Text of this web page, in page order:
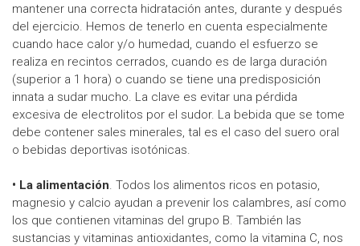
mantener una correcta hidratación antes, durante y después
del ejercicio. Hemos de tenerlo en cuenta especialmente
cuando hace calor y/o humedad, cuando el esfuerzo se
realiza en recintos cerrados, cuando es de larga duración
(superior a 1 hora) o cuando se tiene una predisposición
innata a sudar mucho. La clave es evitar una pérdida
excesiva de electrolitos por el sudor. La bebida que se tome
debe contener sales minerales, tal es el caso del suero oral
o bebidas deportivas isotónicas.
• La alimentación. Todos los alimentos ricos en potasio,
magnesio y calcio ayudan a prevenir los calambres, así como
los que contienen vitaminas del grupo B. También las
sustancias y vitaminas antioxidantes, como la vitamina C, nos